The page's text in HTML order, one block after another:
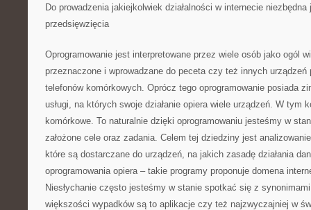
Do prowadzenia jakiejkolwiek działalności w internecie
przedsięwzięcia
Oprogramowanie jest interpretowane przez wiele osób jako ogól
przeznaczone i wprowadzane do peceta czy też innych urządzeń
telefonów komórkowych. Oprócz tego oprogramowanie posiada
usługi, na których swoje działanie opiera wiele urządzeń. W tym
komórkowe. To naturalnie dzięki oprogramowaniu jesteśmy w
założone cele oraz zadania. Celem tej dziedziny jest
które są dostarczane do urządzeń, na jakich zasadę działania
oprogramowania opiera – takie programy proponuje domena
Niesłychanie często jesteśmy w stanie spotkać się z synonimami
większości wypadków są to aplikacje czy też najzwyczajniej w